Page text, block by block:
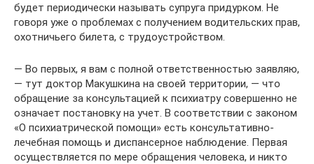
будет периодически называть супруга придурком. Не
говоря уже о проблемах с получением водительских прав,
охотничьего билета, с трудоустройством.
— Во первых, я вам с полной ответственностью заявляю,
— тут доктор Макушкина на своей территории, — что
обращение за консультацией к психиатру совершенно не
означает постановку на учет. В соответствии с законом
«О психиатрической помощи» есть консультативно-
лечебная помощь и диспансерное наблюдение. Первая
осуществляется по мере обращения человека, и никто